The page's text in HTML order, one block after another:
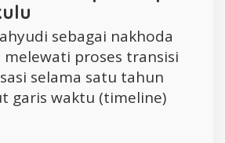
sebagai nakhoda
proses transisi
selama satu tahun
garis waktu (timeline)